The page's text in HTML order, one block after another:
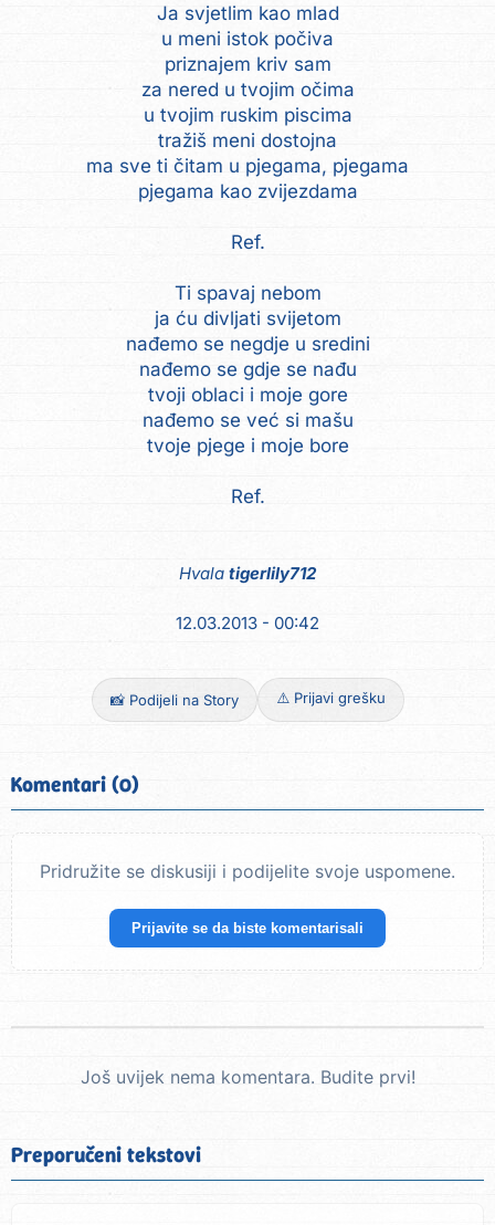
Ja svjetlim kao mlad
u meni istok počiva
priznajem kriv sam
za nered u tvojim očima
u tvojim ruskim piscima
tražiš meni dostojna
ma sve ti čitam u pjegama, pjegama
pjegama kao zvijezdama
Ref.
Ti spavaj nebom
ja ću divljati svijetom
nađemo se negdje u sredini
nađemo se gdje se nađu
tvoji oblaci i moje gore
nađemo se već si mašu
tvoje pjege i moje bore
Ref.
Hvala tigerlily712
12.03.2013 - 00:42
📸 Podijeli na Story ⚠️ Prijavi grešku
Komentari (0)
Pridružite se diskusiji i podijelite svoje uspomene.
Prijavite se da biste komentarisali
Još uvijek nema komentara. Budite prvi!
Preporučeni tekstovi